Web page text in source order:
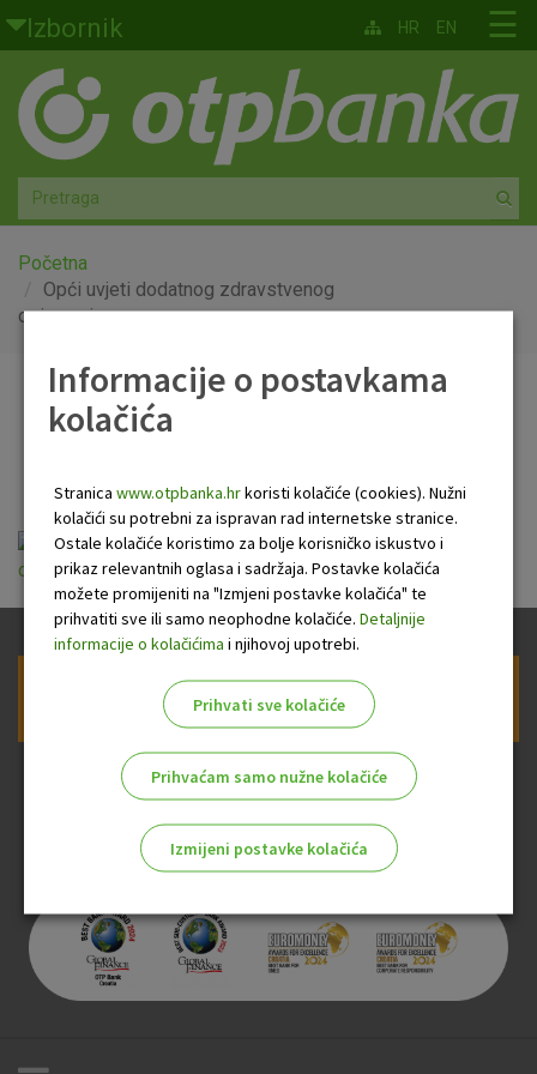
Skoči na glavni sadržaj
Izbornik
Građani
Privatno bankarstvo
Agro
Mala poduzeća i obrtnici
Srednja i velika poduzeća
Globalna tržišta
O nama
☰
HR EN
Početna
Opći uvjeti dodatnog zdravstvenog
osiguranja
Opći uvjeti dodatnog
Opći uvjeti dodatnog zdravstvenog
osiguranja.pdf
Prijava na newsletter OTP banke
Informacije o postavkama
kolačića
Stranica www.otpbanka.hrkoristi kolačiće (cookies). Nužni
kolačići su potrebni za ispravan rad internetske stranice.
Ostale kolačiće koristimo za bolje korisničko iskustvo i
prikaz relevantnih oglasa i sadržaja. Postavke kolačića
možete promijeniti na "Izmjeni postavke kolačića" te
prihvatiti sve ili samo neophodne kolačiće. Detaljnije
informacije o kolačićima i njihovoj upotrebi.
Prihvati sve kolačiće
Prihvaćam samo nužne kolačiće
Izmijeni postavke kolačića